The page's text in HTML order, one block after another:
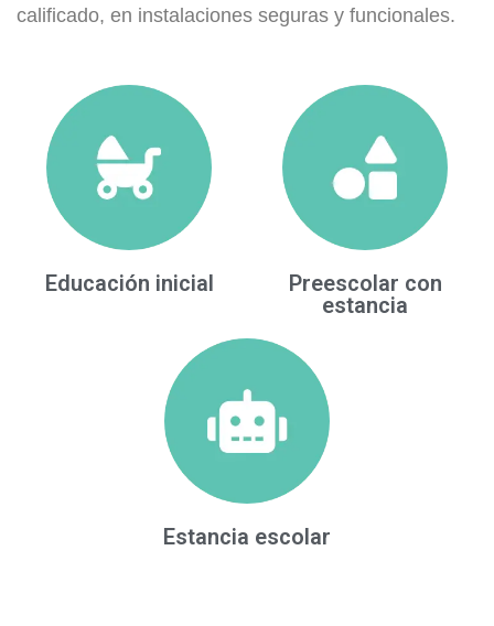
calificado, en instalaciones seguras y funcionales.
Educación inicial
Preescolar con
estancia
Estancia escolar